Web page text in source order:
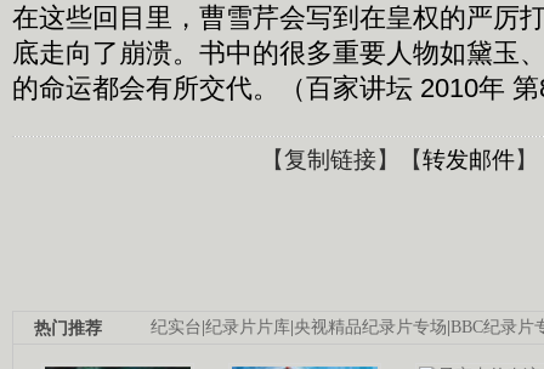
在这些回目里，曹雪芹会写到在皇权的严厉
底走向了崩溃。书中的很多重要人物如黛玉
的命运都会有所交代。（百家讲坛 2010年
【复制链接】【转发邮件】
纪实台|纪录片片库|央视精品纪录片专场|BBC纪录片
热门推荐